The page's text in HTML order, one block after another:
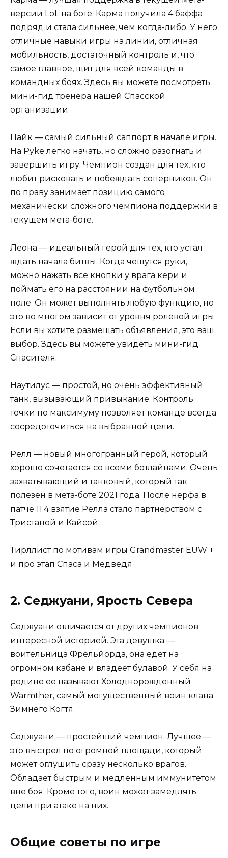
версии LoL на боте. Карма получила 4 баффа
подряд и стала сильнее, чем когда-либо. У него
отличные навыки игры на линии, отличная
мобильность, достаточный контроль и, что
самое главное, щит для всей команды в
командных боях. Здесь вы можете посмотреть
мини-гид тренера нашей Спасской
организации.
Пайк — самый сильный саппорт в начале игры.
На Pyke легко начать, но сложно разогнать и
завершить игру. Чемпион создан для тех, кто
любит рисковать и побеждать соперников. Он
по праву занимает позицию самого
механически сложного чемпиона поддержки в
текущем мета-боте.
Леона — идеальный герой для тех, кто устал
ждать начала битвы. Когда чешутся руки,
можно нажать все кнопки у врага кери и
поймать его на расстоянии на футбольном
поле. Он может выполнять любую функцию, но
это во многом зависит от уровня ролевой игры.
Если вы хотите размещать объявления, это ваш
выбор. Здесь вы можете увидеть мини-гид
Спасителя.
Наутилус — простой, но очень эффективный
танк, вызывающий привыкание. Контроль
точки по максимуму позволяет команде всегда
сосредоточиться на выбранной цели.
Релл — новый многогранный герой, который
хорошо сочетается со всеми ботлайнами. Очень
захватывающий и танковый, который так
полезен в мета-боте 2021 года. После нерфа в
патче 11.4 взятие Релла стало партнерством с
Тристаной и Кайсой.
Тирллист по мотивам игры Grandmaster EUW +
и про этап Спаса и Медведя
2. Седжуани, Ярость Севера
Седжуани отличается от других чемпионов
интересной историей. Эта девушка —
воительница Фрельйорда, она едет на
огромном кабане и владеет булавой. У себя на
родине ее называют Холоднорожденный
Warmther, самый могущественный воин клана
Зимнего Когтя.
Седжуани — простейший чемпион. Лучшее —
это выстрел по огромной площади, который
может оглушить сразу несколько врагов.
Обладает быстрым и медленным иммунитетом
вне боя. Кроме того, воин может замедлять
цели при атаке на них.
Общие советы по игре